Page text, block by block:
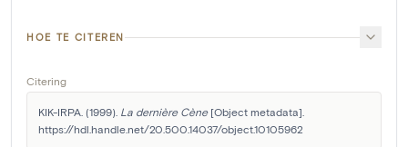
HOE TE CITEREN
Citering
KIK-IRPA. (1999). La dernière Cène [Object metadata].
https://hdl.handle.net/20.500.14037/object.10105962